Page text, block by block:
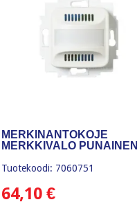
MERKINANTOKOJE
MERKKIVALO PUNAINEN
Tuotekoodi: 7060751
64,10 €